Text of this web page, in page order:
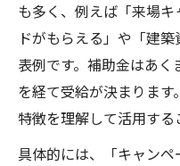
も多く、例えば「来場
ドがもらえる」や「建
表例です。補助金はあ
を経て受給が決まりま
特徴を理解して活用する
具体的には、「キャン